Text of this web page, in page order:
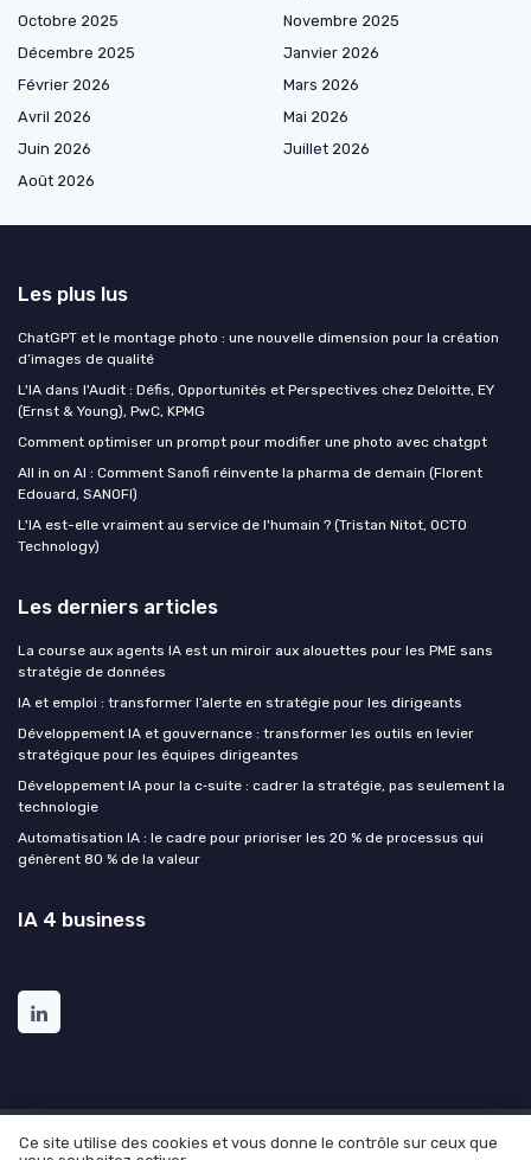
Octobre 2025
Novembre 2025
Décembre 2025
Janvier 2026
Février 2026
Mars 2026
Avril 2026
Mai 2026
Juin 2026
Juillet 2026
Août 2026
Les plus lus
ChatGPT et le montage photo : une nouvelle dimension pour la création
d’images de qualité
L'IA dans l'Audit : Défis, Opportunités et Perspectives chez Deloitte, EY
(Ernst & Young), PwC, KPMG
Comment optimiser un prompt pour modifier une photo avec chatgpt
All in on AI : Comment Sanofi réinvente la pharma de demain (Florent
Edouard, SANOFI)
L'IA est-elle vraiment au service de l'humain ? (Tristan Nitot, OCTO
Technology)
Les derniers articles
La course aux agents IA est un miroir aux alouettes pour les PME sans
stratégie de données
IA et emploi : transformer l’alerte en stratégie pour les dirigeants
Développement IA et gouvernance : transformer les outils en levier
stratégique pour les équipes dirigeantes
Développement IA pour la c‑suite : cadrer la stratégie, pas seulement la
technologie
Automatisation IA : le cadre pour prioriser les 20 % de processus qui
génèrent 80 % de la valeur
IA 4 business
Mentions légales Politique de confidentialité Grande
Ce site utilise des cookies et vous donne le contrôle sur ceux que